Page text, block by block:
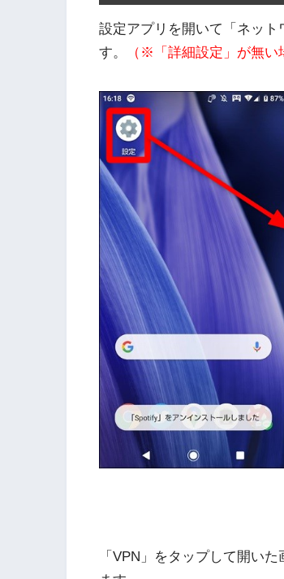
設定アプリを開いて「ネッ
す。
（※「詳細設定」が無い
「VPN」をタップして開い